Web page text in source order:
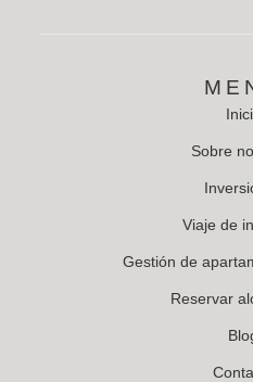
Sobre
Viaje de
Gestión de
Reservar